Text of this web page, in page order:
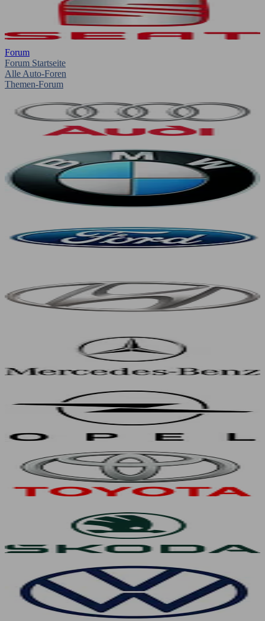
Forum
Forum Startseite
Alle Auto-Foren
Themen-Forum